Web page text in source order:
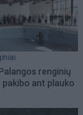
renginių
pakibo ant plauko